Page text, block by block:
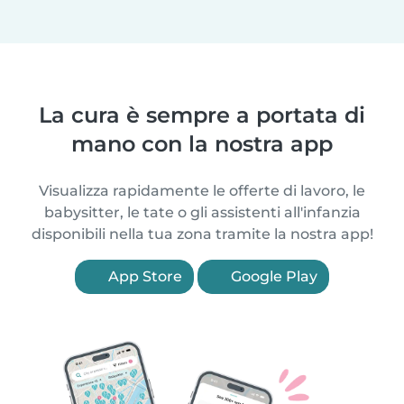
La cura è sempre a portata di
mano con la nostra app
Visualizza rapidamente le offerte di lavoro, le
babysitter, le tate o gli assistenti all'infanzia
disponibili nella tua zona tramite la nostra app!
App Store Google Play